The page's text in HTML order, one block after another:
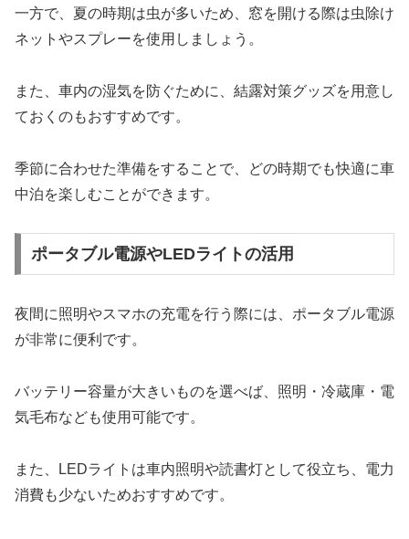
一方で、夏の時期は虫が多いため、窓を開ける際は虫除け
ネットやスプレーを使用しましょう。
また、車内の湿気を防ぐために、結露対策グッズを用意し
ておくのもおすすめです。
季節に合わせた準備をすることで、どの時期でも快適に車
中泊を楽しむことができます。
ポータブル電源やLEDライトの活用
夜間に照明やスマホの充電を行う際には、ポータブル電源
が非常に便利です。
バッテリー容量が大きいものを選べば、照明・冷蔵庫・電
気毛布なども使用可能です。
また、LEDライトは車内照明や読書灯として役立ち、電力
消費も少ないためおすすめです。